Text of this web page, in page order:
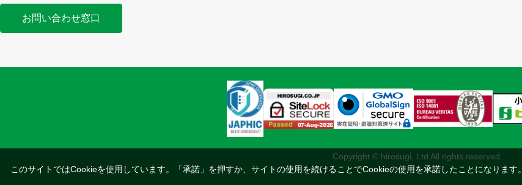
お問い合わせ窓口
Copyright © hirosugi, Ltd All rights reserved.
このサイトではCookieを使用しています。「承諾」を押すか、サイトの使用を続けることでCookieの使用を承諾したことになります。